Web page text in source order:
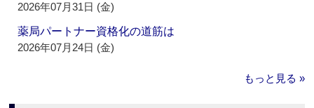
2026年07月31日 (金)
薬局パートナー資格化の道筋は
2026年07月24日 (金)
もっと見る »